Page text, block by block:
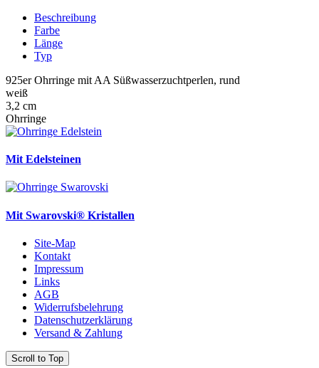
Beschreibung
Farbe
Länge
Typ
925er Ohrringe mit AA Süßwasserzuchtperlen, rund
weiß
3,2 cm
Ohrringe
Mit Edelsteinen
Mit Swarovski® Kristallen
Site-Map
Kontakt
Impressum
Links
AGB
Widerrufsbelehrung
Datenschutzerklärung
Versand & Zahlung
Scroll to Top